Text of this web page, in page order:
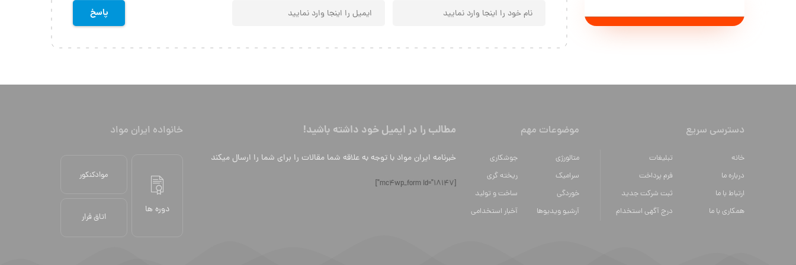
دسترسی سریع
خانه
تبلیغات
درباره ما
فرم پرداخت
ارتباط با ما
ثبت شرکت جدید
همکاری با ما
درج آگهی استخدام
موضوعات مهم
متالورژي
جوشکاری
سراميك
ریخته گری
خوردگی
ساخت و تولید
آرشیو ویدیوها
آخبار استخدامی
مطالب را در ایمیل خود داشته باشید!
خبرنامه ایران مواد با توجه به علاقه شما مقالات را برای شما را ارسال میکند
[mc4wp_form id="18147"]
خانواده ایران مواد
دوره ها
موادکنکور
اتاق فرار